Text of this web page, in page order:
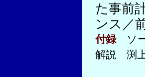
た事前
ンス／
付録ソー
解説 渕